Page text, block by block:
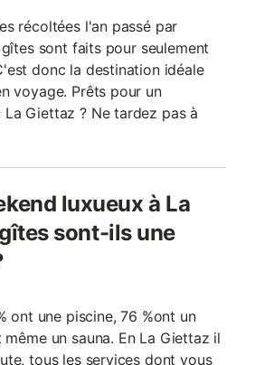
récoltées l'an passé par
sont faits pour seulement
donc la destination idéale
voyage. Prêts pour un
Giettaz ? Ne tardez pas à
luxueux à La
sont-ils une
ont une piscine, 76 %ont un
un sauna. En La Giettaz il
tous les services dont vous